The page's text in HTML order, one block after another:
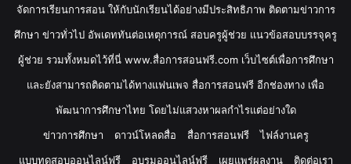
จัดการเรียนการสอน ให้กับนักเรียนได้อย่างมีประสิทธิภาพ ติดตามข่าวการ
ศึกษา ข่าวทั่วไป อัพเดททันต่อเหตุการณ์ สอบครูผู้ช่วย แนวข้อสอบบรรจุครู
ผู้ช่วย รวมทั้งหมดไว้ที่นี่ www.สื่อการสอนฟรี.com เว็บไซต์เพื่อการศึกษา
และยังสามารถติดตามได้ทางแฟนเพจ สื่อการสอนฟรี อีกช่องทาง เพื่อ
พัฒนาการศึกษาไทย โดยไม่แสวงหาผลกำไรแต่อย่างใด
ข่าวการศึกษา
ดาวน์โหลดสื่อ สื่อการสอนฟรี
ไฟล์งานครู
แบบทดสอบออนไลน์ฟรี
อบรมออนไลน์ฟรี เผยแพร่ผลงาน ติดต่อเรา